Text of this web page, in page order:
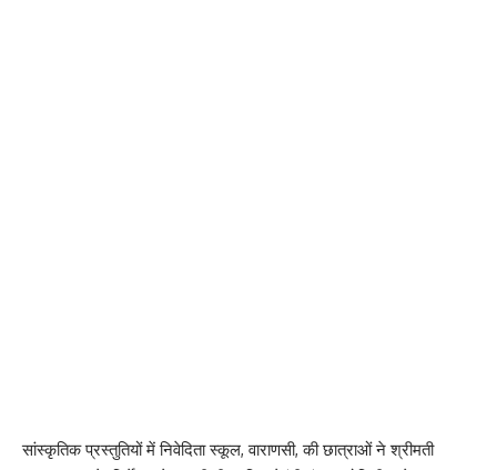
सांस्कृतिक प्रस्तुतियों में निवेदिता स्कूल, वाराणसी, की छात्राओं ने श्रीमती